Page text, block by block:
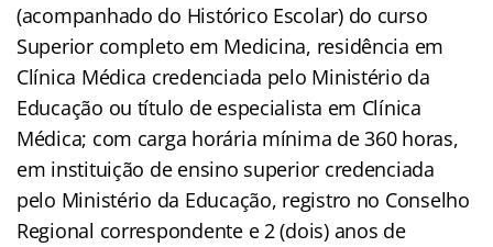
(acompanhado do Histórico Escolar) do curso
Superior completo em Medicina, residência em
Clínica Médica credenciada pelo Ministério da
Educação ou título de especialista em Clínica
Médica; com carga horária mínima de 360 horas,
em instituição de ensino superior credenciada
pelo Ministério da Educação, registro no Conselho
Regional correspondente e 2 (dois) anos de